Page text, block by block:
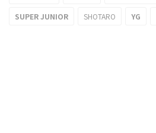
SUPER JUNIOR SHOTARO YG